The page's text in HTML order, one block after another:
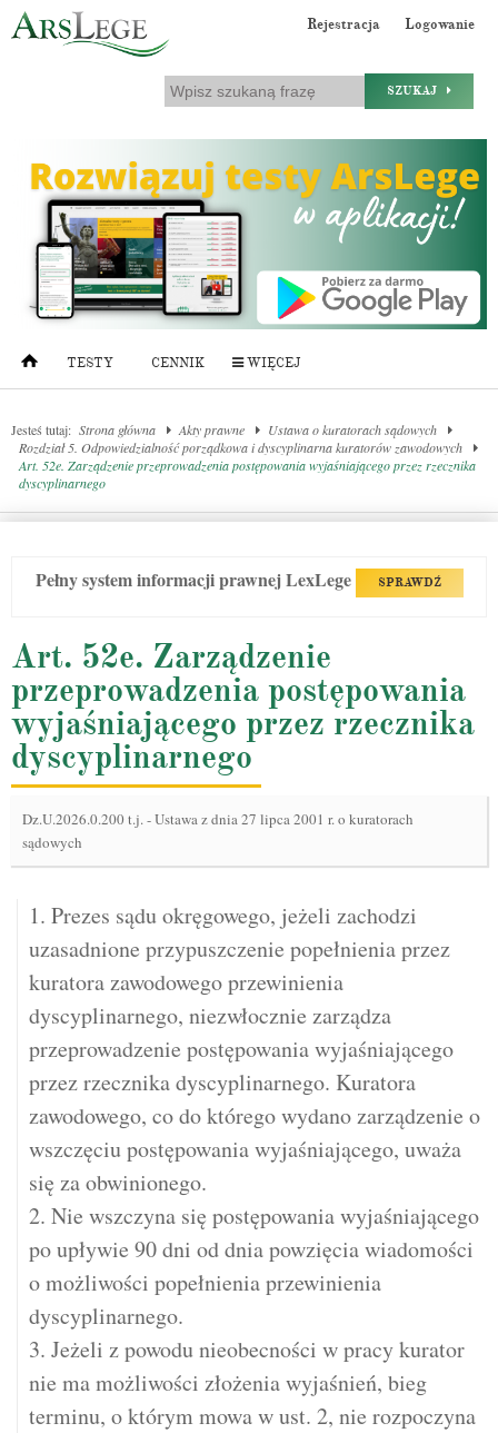
Rejestracja Logowanie
SZUKAJ
TESTY CENNIK WIĘCEJ
Jesteś tutaj: Strona główna Akty prawne
Ustawa o kuratorach sądowych
Rozdział 5. Odpowiedzialność porządkowa i dyscyplinarna kuratorów zawodowych
Art. 52e. Zarządzenie przeprowadzenia postępowania wyjaśniającego przez rzecznika
dyscyplinarnego
Pełny system informacji prawnej LexLege SPRAWDŹ
Art. 52e. Zarządzenie
przeprowadzenia postępowania
wyjaśniającego przez rzecznika
dyscyplinarnego
Dz.U.2026.0.200 t.j.-Ustawa z dnia 27 lipca 2001 r. o kuratorach
sądowych
1. Prezes sądu okręgowego, jeżeli zachodzi
uzasadnione przypuszczenie popełnienia przez
kuratora zawodowego przewinienia
dyscyplinarnego, niezwłocznie zarządza
przeprowadzenie postępowania wyjaśniającego
przez rzecznika dyscyplinarnego. Kuratora
zawodowego, co do którego wydano zarządzenie o
wszczęciu postępowania wyjaśniającego, uważa
się za obwinionego.
2. Nie wszczyna się postępowania wyjaśniającego
po upływie 90 dni od dnia powzięcia wiadomości
o możliwości popełnienia przewinienia
dyscyplinarnego.
3. Jeżeli z powodu nieobecności w pracy kurator
nie ma możliwości złożenia wyjaśnień, bieg
terminu, o którym mowa w ust. 2, nie rozpoczyna